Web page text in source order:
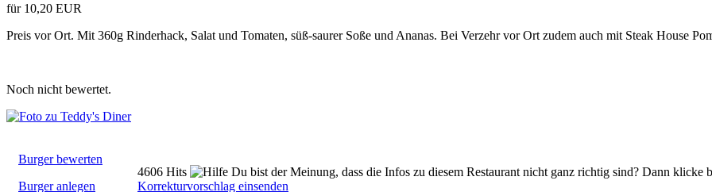
für 10,20 EUR
Preis vor Ort. Mit 360g Rinderhack, Salat und Tomaten, süß-saurer Soße und Ananas. Bei Verzehr vor Ort zudem auch mit Steak House
Noch nicht bewertet.
Burger bewerten
Burger anlegen
4606 Hits
Du bist der Meinung, dass die Infos zu diesem Restaurant nicht ganz richtig sind? Dann
Korrekturvorschlag einsenden